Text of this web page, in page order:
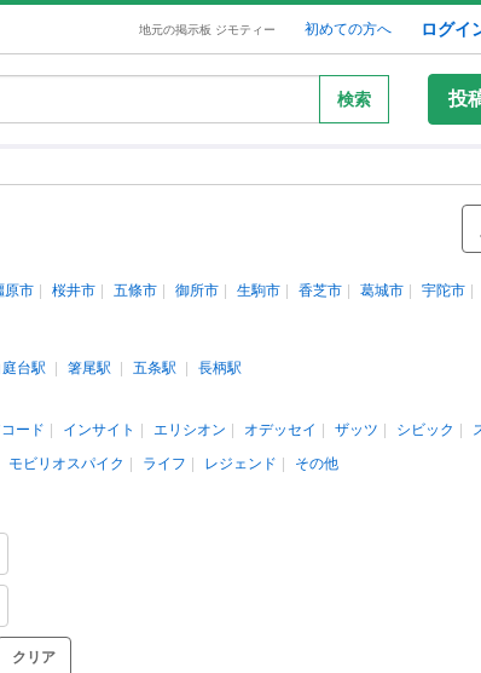
地元の掲示板 ジモティー 初めての方へ ログイ
検索 投
原市 桜井市 五條市 御所市 生駒市 香芝市 葛城市 宇陀市
台駅 箸尾駅 五条駅
長柄駅
ード インサイト エリシオン オデッセイ ザッツ シビック
モビリオスパイク ライフ レジェンド その他
クリア